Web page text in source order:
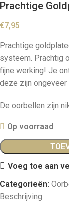
Prachtige
€7,95
Prachtige
systeem. Prachtig
fijne werking! Je
deze zijn ongeveer
De oorbellen zijn
Op voorraad
Voeg toe aan
Categorieën:
Beschrijving